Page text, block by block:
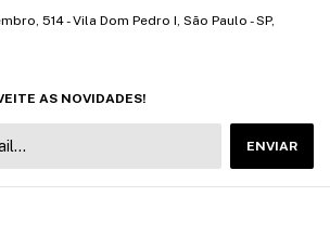
514 - Vila Dom Pedro I, São Paulo - SP,
AS NOVIDADES!